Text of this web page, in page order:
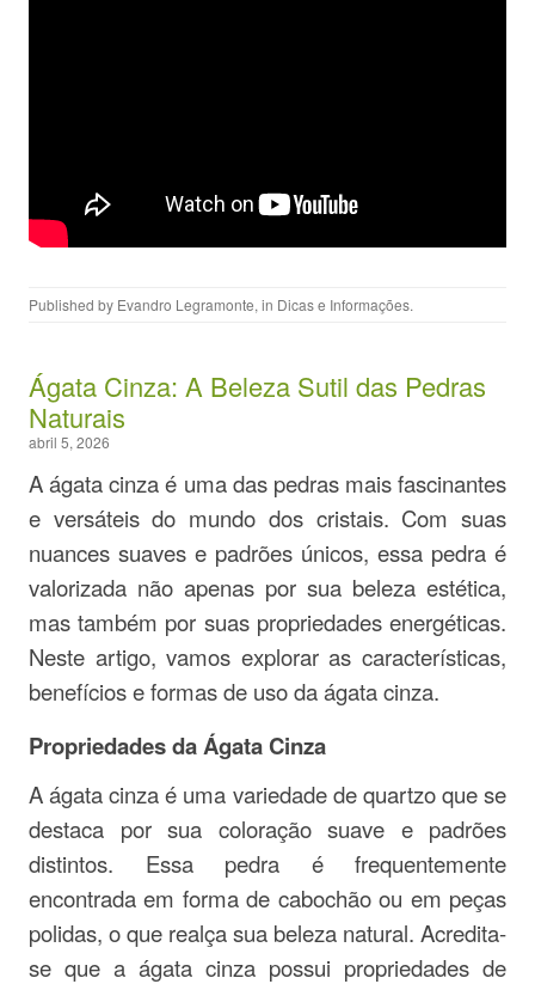
Published by Evandro Legramonte, in Dicas e Informações.
Ágata Cinza: A Beleza Sutil das Pedras
Naturais
abril 5, 2026
A ágata cinza é uma das pedras mais fascinantes
e versáteis do mundo dos cristais. Com suas
nuances suaves e padrões únicos, essa pedra é
valorizada não apenas por sua beleza estética,
mas também por suas propriedades energéticas.
Neste artigo, vamos explorar as características,
benefícios e formas de uso da ágata cinza.
Propriedades da Ágata Cinza
A ágata cinza é uma variedade de quartzo que se
destaca por sua coloração suave e padrões
distintos. Essa pedra é frequentemente
encontrada em forma de cabochão ou em peças
polidas, o que realça sua beleza natural. Acredita-
se que a ágata cinza possui propriedades de